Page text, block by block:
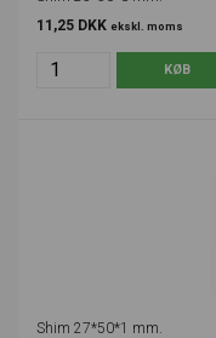
11,25 DKK ekskl. moms
Shim 27*50*1 mm.